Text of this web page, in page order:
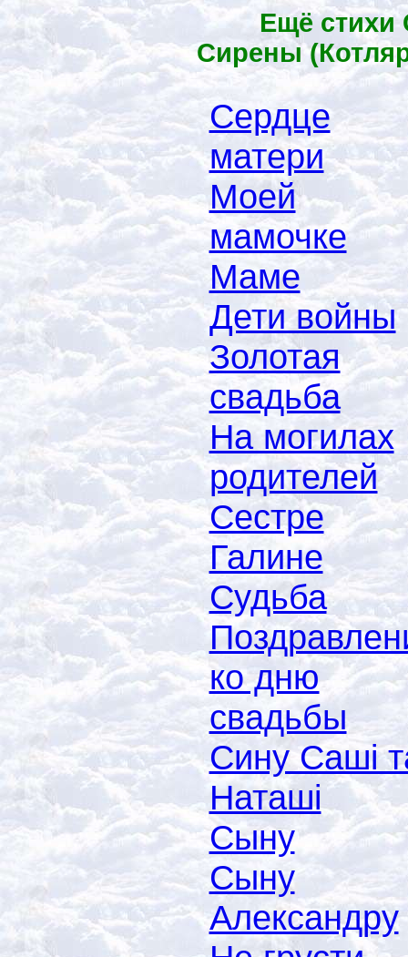
Ещё
Сирены
Сердце
матери
Моей
мамочке
Маме
Дети войны
Золотая
свадьба
На могилах
родителей
Сестре
Галине
Судьба
ко дню
свадьбы
Сину Саші
Наташі
Сыну
Сыну
Александру